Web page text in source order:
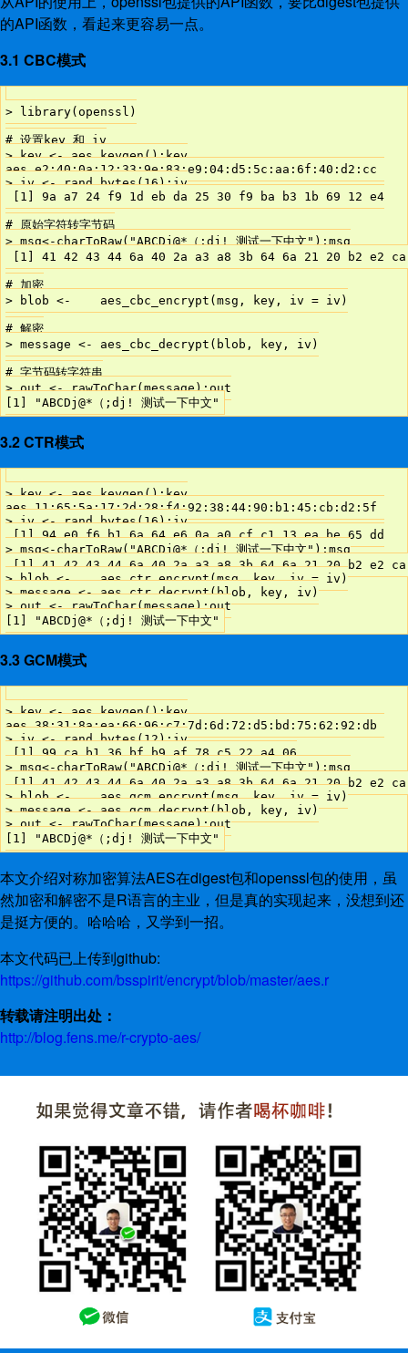
的API函数，看起来更容易一点。
3.1 CBC模式
> library(openssl)
# 设置key 和 iv
> key <- aes_keygen();key
aes e2:40:0a:12:33:9e:83:e9:04:d5:5c:aa:6f:40:d2:cc
> iv <- rand_bytes(16);iv
[1] 9a a7 24 f9 1d eb da 25 30 f9 ba b3 1b 69 12 e4
# 原始字符转字节码
> msg<-charToRaw("ABCDj@*（;dj! 测试一下中文");msg
[1] 41 42 43 44 6a 40 2a a3 a8 3b 64 6a 21 20 b2 e2
# 加密
> blob <-    aes_cbc_encrypt(msg, key, iv = iv)
# 解密
> message <- aes_cbc_decrypt(blob, key, iv)
# 字节码转字符串
> out <- rawToChar(message);out
3.2 CTR模式
> key <- aes_keygen();key
aes 11:65:5a:17:2d:28:f4:92:38:44:90:b1:45:cb:d2:5f
> iv <- rand_bytes(16);iv
[1] 94 e0 f6 b1 6a 64 e6 0a a0 cf c1 13 ea be 65 dd
> msg<-charToRaw("ABCDj@*（;dj! 测试一下中文");msg
[1] 41 42 43 44 6a 40 2a a3 a8 3b 64 6a 21 20 b2 e2
> blob <-    aes_ctr_encrypt(msg, key, iv = iv)
> message <- aes_ctr_decrypt(blob, key, iv)
> out <- rawToChar(message);out
3.3 GCM模式
> key <- aes_keygen();key
aes 38:31:8a:ea:66:96:c7:7d:6d:72:d5:bd:75:62:92:db
> iv <- rand_bytes(12);iv
[1] 99 ca b1 36 bf b9 af 78 c5 22 a4 06
> msg<-charToRaw("ABCDj@*（;dj! 测试一下中文");msg
[1] 41 42 43 44 6a 40 2a a3 a8 3b 64 6a 21 20 b2 e2
> blob <-    aes_gcm_encrypt(msg, key, iv = iv)
> message <- aes_gcm_decrypt(blob, key, iv)
> out <- rawToChar(message);out
本文介绍对称加密算法AES在digest包和openssl包的使用，虽
然加密和解密不是R语言的主业，但是真的实现起来，没想到还
是挺方便的。哈哈哈，又学到一招。
本文代码已上传到github:
https://github.com/bsspirit/encrypt/blob/master/aes.r
转载请注明出处：
http://blog.fens.me/r-crypto-aes/